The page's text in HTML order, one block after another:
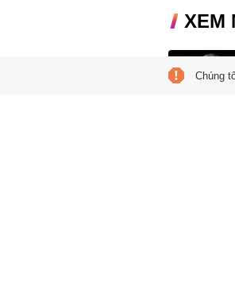
XEM
Chúng